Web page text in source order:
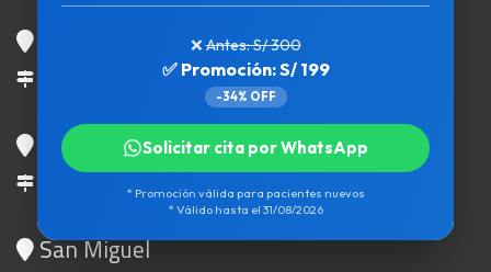
Av. Carlos Izaguirre 490
Chorrillos
Av. Paseo de la República 1496
San Miguel
❌Antes: S/ 300
✅ Promoción: S/ 199
-34% OFF
Solicitar cita por WhatsApp
* Promoción válida para pacientes nuevos
* Válido hasta el 31/08/2026